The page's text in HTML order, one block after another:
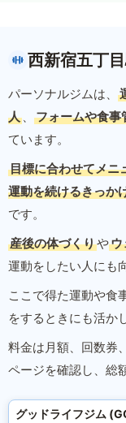
西新宿五丁
パーソナルジムは、
人 、 フォームや食事
ています。
目標に合わせてメニ
運動を続けるきっか
です。
産後の体づくりやウ
運動をしたい人にも
ここで得た運動や食
をするときにも活か
料金は月額、回数券
ページを確認し、総
グッドライフジム